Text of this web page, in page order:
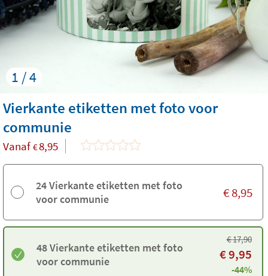
1 / 4
Vierkante etiketten met foto voor
communie
Vanaf €8,95
24 Vierkante etiketten met foto
voor communie
€8,95
48 Vierkante etiketten met foto
voor communie
€17,90
€9,95
-44%